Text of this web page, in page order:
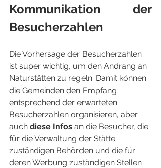
Kommunikation der
Besucherzahlen
Die Vorhersage der Besucherzahlen
ist super wichtig, um den Andrang an
Naturstätten zu regeln. Damit können
die Gemeinden den Empfang
entsprechend der erwarteten
Besucherzahlen organisieren, aber
auch diese Infos an die Besucher, die
für die Verwaltung der Stätte
zuständigen Behörden und die für
deren Werbung zuständigen Stellen